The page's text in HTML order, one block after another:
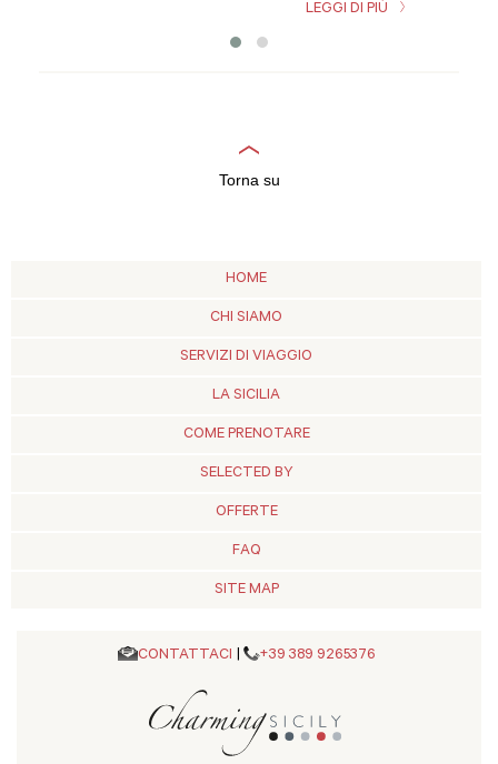
LEGGI DI PIÙ
Torna su
HOME
CHI SIAMO
SERVIZI DI VIAGGIO
LA SICILIA
COME PRENOTARE
SELECTED BY
OFFERTE
FAQ
SITE MAP
CONTATTACI | +39 389 9265376